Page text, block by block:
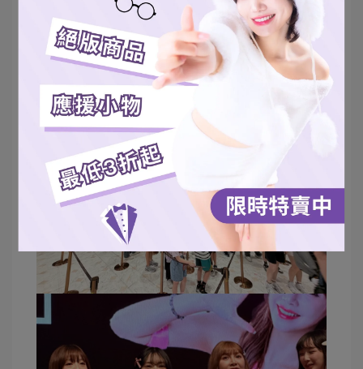
對於資深極客和實力藏家而言，現場的實體競投同
樣亮眼。於周六及周日（20日及21日）舉行「麥迪
森瘋狂藏卡拍賣會」，特別開拓了與全球線上即時
同步的競投機制，涵蓋多款稀有收藏卡。